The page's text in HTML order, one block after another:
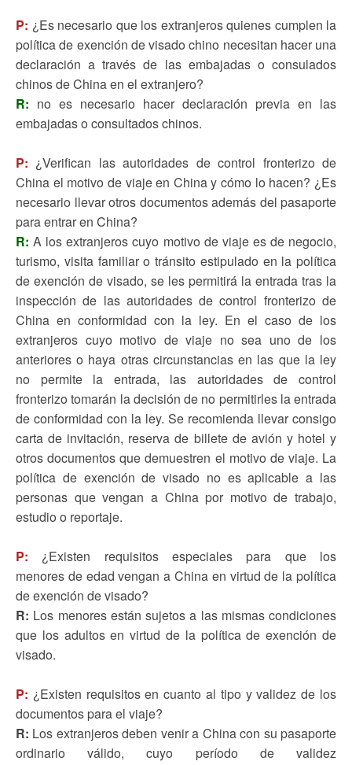
P: ¿Es necesario que los extranjeros quienes cumplen la
política de exención de visado chino necesitan hacer una
declaración a través de las embajadas o consulados
chinos de China en el extranjero?
R: no es necesario hacer declaración previa en las
embajadas o consultados chinos.
P: ¿Verifican las autoridades de control fronterizo de
China el motivo de viaje en China y cómo lo hacen? ¿Es
necesario llevar otros documentos además del pasaporte
para entrar en China?
R: A los extranjeros cuyo motivo de viaje es de negocio,
turismo, visita familiar o tránsito estipulado en la política
de exención de visado, se les permitirá la entrada tras la
inspección de las autoridades de control fronterizo de
China en conformidad con la ley. En el caso de los
extranjeros cuyo motivo de viaje no sea uno de los
anteriores o haya otras circunstancias en las que la ley
no permite la entrada, las autoridades de control
fronterizo tomarán la decisión de no permitirles la entrada
de conformidad con la ley. Se recomienda llevar consigo
carta de invitación, reserva de billete de avión y hotel y
otros documentos que demuestren el motivo de viaje. La
política de exención de visado no es aplicable a las
personas que vengan a China por motivo de trabajo,
estudio o reportaje.
P: ¿Existen requisitos especiales para que los
menores de edad vengan a China en virtud de la política
de exención de visado?
R: Los menores están sujetos a las mismas condiciones
que los adultos en virtud de la política de exención de
visado.
P: ¿Existen requisitos en cuanto al tipo y validez de los
documentos para el viaje?
R: Los extranjeros deben venir a China con su pasaporte
ordinario válido, cuyo período de validez